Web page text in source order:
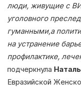
люди, живущие с
уголовного
гуманными,а
на устранение
профилактике,
подчеркнула
Евразийской